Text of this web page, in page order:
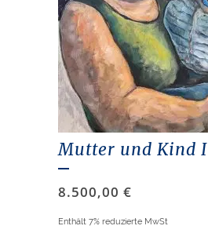
Mutter und Kind I
8.500,00 €
Enthält 7% reduzierte MwSt